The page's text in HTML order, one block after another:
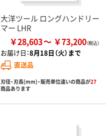
大洋ツール ロングハンドリー
マー LHR
￥28,603 ￥73,200
お届け日：8月18日（火）まで
直送品
刃径・刃長(mm)・販売単位違いの商品が27
商品あります